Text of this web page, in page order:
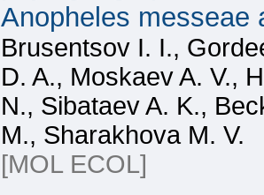
Anopheles messeae
Brusentsov I. I.,
D. A., Moskaev A. V.,
N., Sibataev A. K.,
M., Sharakhova M. V.
[MOL ECOL]